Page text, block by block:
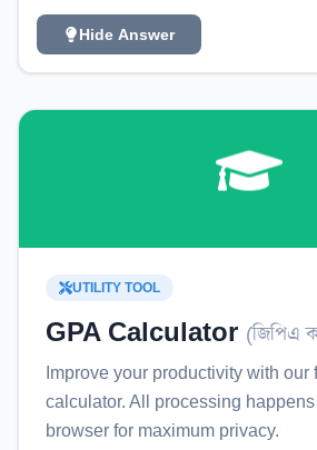
Hide Answer
UTILITY TOOL
GPA Calculator (জিপিএ
Improve your productivity with our
calculator. All processing
browser for maximum privacy.